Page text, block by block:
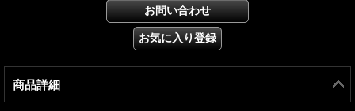
商品詳細